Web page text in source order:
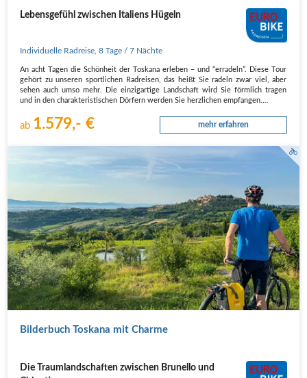
Lebensgefühl zwischen Italiens Hügeln
Individuelle Radreise ,8 Tage / 7 Nächte
An acht Tagen die Schönheit der Toskana erleben – und “erradeln”. Diese Tour
gehört zu unseren sportlichen Radreisen, das heißt Sie radeln zwar viel, aber
sehen auch umso mehr. Die einzigartige Landschaft wird Sie förmlich tragen
und in den charakteristischen Dörfern werden Sie herzlichen empfangen.…
ab 1.579,- € mehr erfahren
Bilderbuch Toskana mit Charme
Die Traumlandschaften zwischen Brunello und